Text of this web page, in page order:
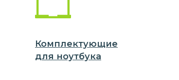
Комплектующие
для ноутбука